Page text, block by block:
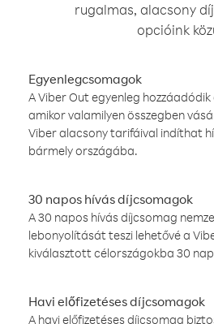
rugalmas, alacsony
opcióink
Egyenlegcsomagok
A Viber Out egyenleg hozzáadódik
amikor valamilyen összegben
Viber alacsony tarifáival indíthat
bármely országába.
30 napos hívás díjcsomagok
A 30 napos hívás díjcsomag
lebonyolítását teszi lehetővé a
kiválasztott célországokba 30
Havi előfizetéses díjcsomagok
A havi előfizetéses díjcsomag